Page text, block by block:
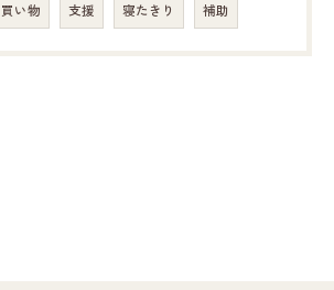
買い物 支援 寝たきり 補助